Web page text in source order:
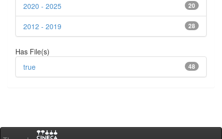
20
2020 - 2025
28
2012 - 2019
Has File(s)
48
true